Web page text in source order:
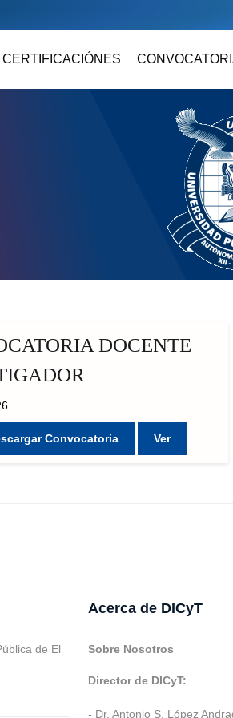
CERTIFICACIÓNES
DOCENTE
Convocatoria Ver
de El
Acerca de DICyT
Sobre Nosotros
Director de DICyT:
- Dr. Antonio S. López